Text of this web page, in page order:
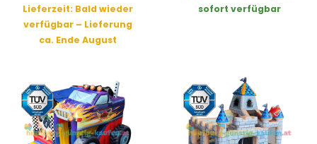
Lieferzeit: Bald wieder
verfügbar – Lieferung
ca. Ende August
sofort verfügbar